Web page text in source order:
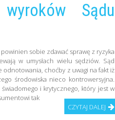
Sądu
sobie zdawać sprawę z ryzyka
w umysłach wielu sędziów. Sąd
choćby z uwagi na fakt iż
środowiska nieco kontrowersyjna.
i krytycznego, który jest w
tak
CZYTAJ DALEJ